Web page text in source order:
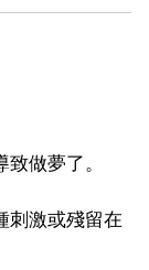
做夢了。
刺激或殘留在